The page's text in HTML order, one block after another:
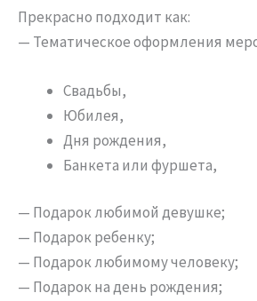
Прекрасно подходит как:
— Тематическое оформления
Свадьбы,
Юбилея,
Дня рождения,
Банкета или фуршета,
— Подарок любимой девушке;
— Подарок ребенку;
— Подарок любимому человеку;
— Подарок на день рождения;